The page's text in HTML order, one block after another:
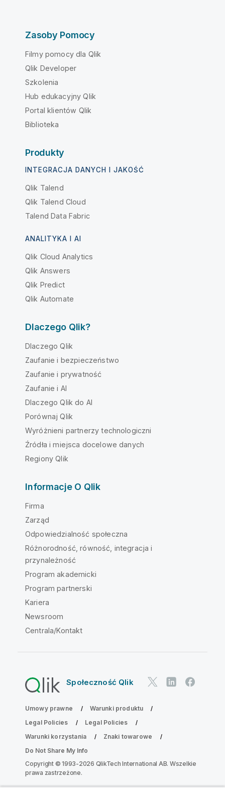
Zasoby Pomocy
Filmy pomocy dla Qlik
Qlik Developer
Szkolenia
Hub edukacyjny Qlik
Portal klientów Qlik
Biblioteka
Produkty
INTEGRACJA DANYCH I JAKOŚĆ
Qlik Talend
Qlik Talend Cloud
Talend Data Fabric
ANALITYKA I AI
Qlik Cloud Analytics
Qlik Answers
Qlik Predict
Qlik Automate
Dlaczego Qlik?
Dlaczego Qlik
Zaufanie i bezpieczeństwo
Zaufanie i prywatność
Zaufanie i AI
Dlaczego Qlik do AI
Porównaj Qlik
Wyróżnieni partnerzy technologiczni
Źródła i miejsca docelowe danych
Regiony Qlik
Informacje O Qlik
Firma
Zarząd
Odpowiedzialność społeczna
Różnorodność, równość, integracja i
przynależność
Program akademicki
Program partnerski
Kariera
Newsroom
Centrala/Kontakt
Społeczność Qlik
Umowy prawne
Warunki produktu
Legal Policies
Legal Policies
Warunki korzystania
Znaki towarowe
Do Not Share My Info
Copyright © 1993-2026 QlikTech International AB. Wszelkie
prawa zastrzeżone.